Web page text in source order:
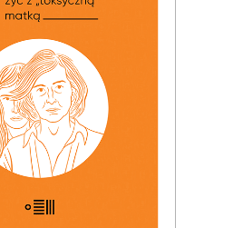
MATKĄ
25.00zł